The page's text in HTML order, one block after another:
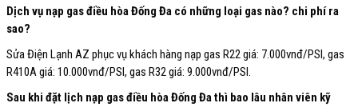
Dịch vụ nạp gas điều hòa Đống Đa có những loại gas nào? chi phí ra
sao?
Sửa Điện Lạnh AZ phục vụ khách hàng nạp gas R22 giá: 7.000vnđ/PSI, gas
R410A giá: 10.000vnđ/PSI, gas R32 giá: 9.000vnđ/PSI.
Sau khi đặt lịch nạp gas điều hòa Đống Đa thì bao lâu nhân viên kỹ